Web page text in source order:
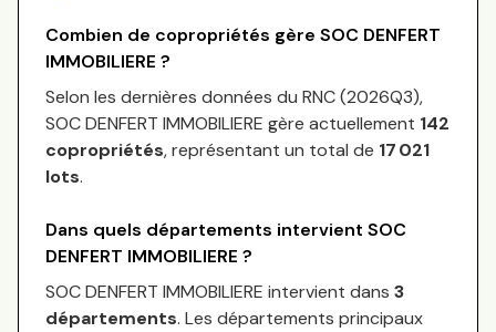
Combien de copropriétés gère SOC DENFERT
IMMOBILIERE ?
Selon les dernières données du RNC (2026Q3),
SOC DENFERT IMMOBILIERE gère actuellement 142
copropriétés, représentant un total de 17 021
lots.
Dans quels départements intervient SOC
DENFERT IMMOBILIERE ?
SOC DENFERT IMMOBILIERE intervient dans 3
départements. Les départements principaux